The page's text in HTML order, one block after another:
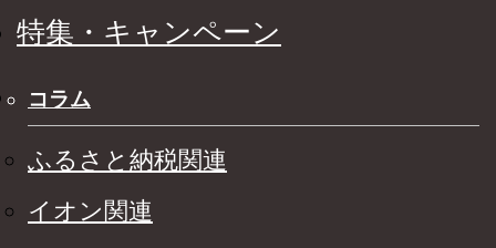
特集・キャンペーン
コラム
ふるさと納税関連
イオン関連